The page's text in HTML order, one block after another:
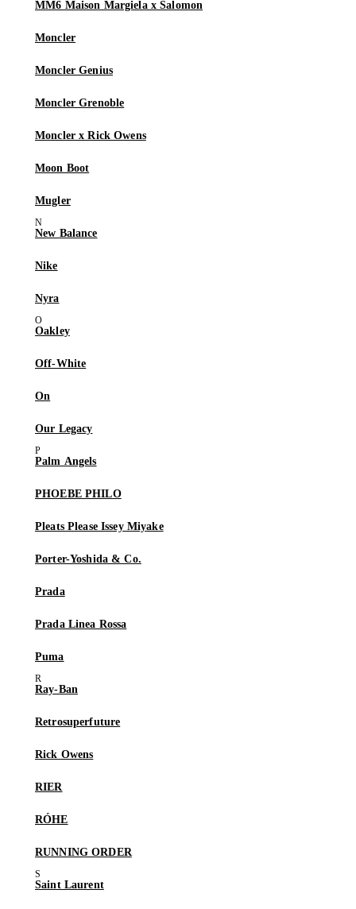
MM6 Maison Margiela x Salomon
Moncler
Moncler Genius
Moncler Grenoble
Moncler x Rick Owens
Moon Boot
Mugler
New Balance
Nike
Nyra
Oakley
Off-White
On
Our Legacy
Palm Angels
PHOEBE PHILO
Pleats Please Issey Miyake
Porter-Yoshida & Co.
Prada
Prada Linea Rossa
Puma
Ray-Ban
Retrosuperfuture
Rick Owens
RIER
RÓHE
RUNNING ORDER
Saint Laurent